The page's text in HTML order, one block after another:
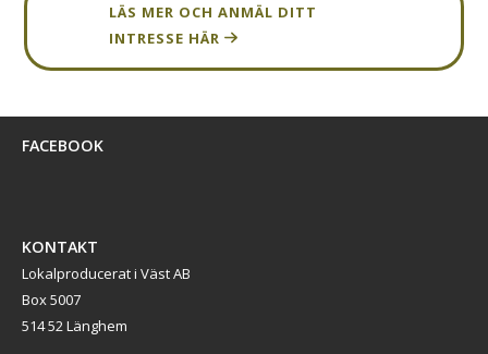
LÄS MER OCH ANMÄL DITT
INTRESSE HÄR
FACEBOOK
KONTAKT
Lokalproducerat i Väst AB
Box 5007
514 52 Länghem